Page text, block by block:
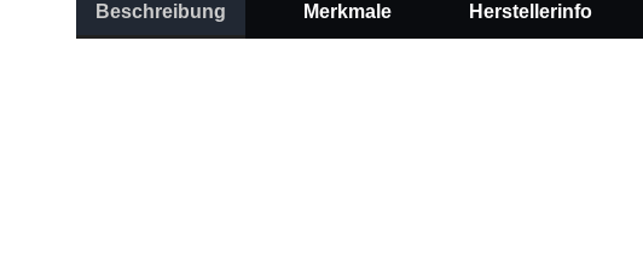
Beschreibung Merkmale Herstellerinfo